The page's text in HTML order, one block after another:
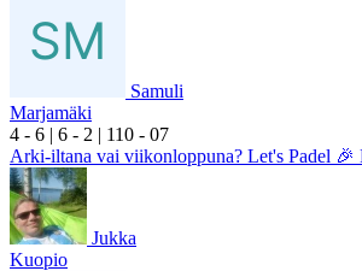
Samuli
Marjamäki
4 - 6 | 6 - 2 | 110 - 07
Arki-iltana vai viikonloppuna? Let's Padel
Jukka
Kuopio